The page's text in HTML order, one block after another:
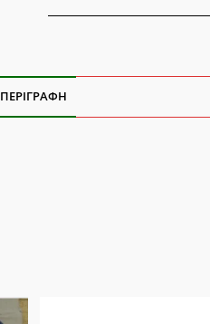
ΠΕΡΙΓΡΑΦΉ